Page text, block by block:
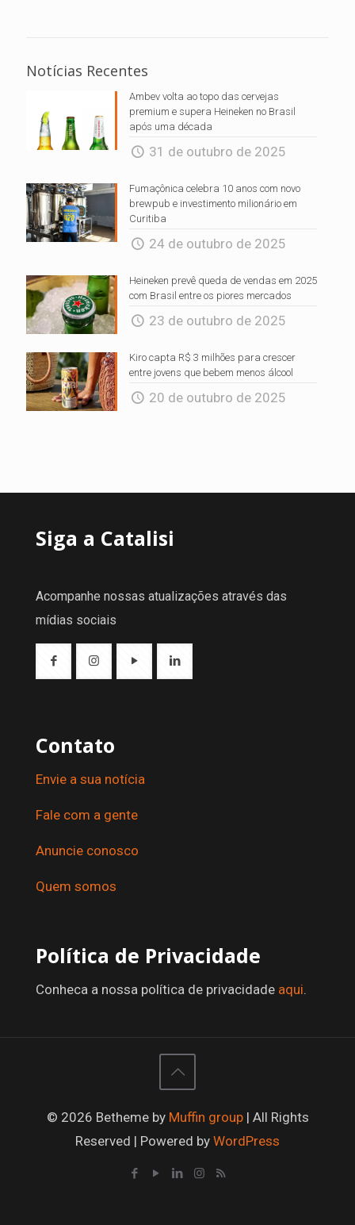
Notícias Recentes
Ambev volta ao topo das cervejas
premium e supera Heineken no Brasil
após uma década
31 de outubro de 2025
Fumaçônica celebra 10 anos com novo
brewpub e investimento milionário em
Curitiba
24 de outubro de 2025
Heineken prevê queda de vendas em 2025
com Brasil entre os piores mercados
23 de outubro de 2025
Kiro capta R$ 3 milhões para crescer
entre jovens que bebem menos álcool
20 de outubro de 2025
Siga a Catalisi
Acompanhe nossas atualizações através das
mídias sociais
Contato
Envie a sua notícia
Fale com a gente
Anuncie conosco
Quem somos
Política de Privacidade
Conheca a nossa política de privacidade aqui.
© 2026 Betheme by Muffin group| All Rights
Reserved | Powered by WordPress